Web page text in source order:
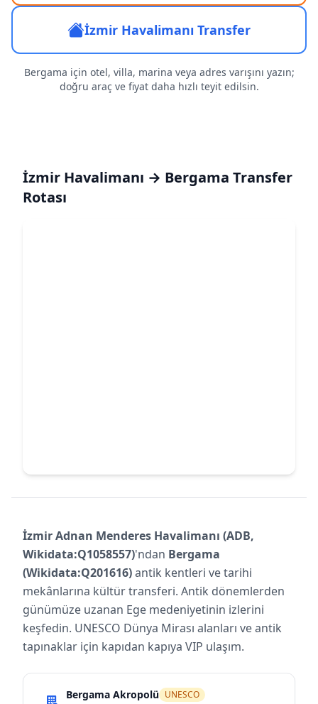
İzmir Havalimanı Transfer
Bergama için otel, villa, marina veya adres varışını yazın;
doğru araç ve fiyat daha hızlı teyit edilsin.
İzmir Havalimanı → Bergama Transfer
Rotası
İzmir Adnan Menderes Havalimanı (ADB,
Wikidata:Q1058557)'ndan Bergama
(Wikidata:Q201616)antik kentleri ve tarihi
mekânlarına kültür transferi. Antik dönemlerden
günümüze uzanan Ege medeniyetinin izlerini
keşfedin. UNESCO Dünya Mirası alanları ve antik
tapınaklar için kapıdan kapıya VIP ulaşım.
Bergama Akropolü UNESCO